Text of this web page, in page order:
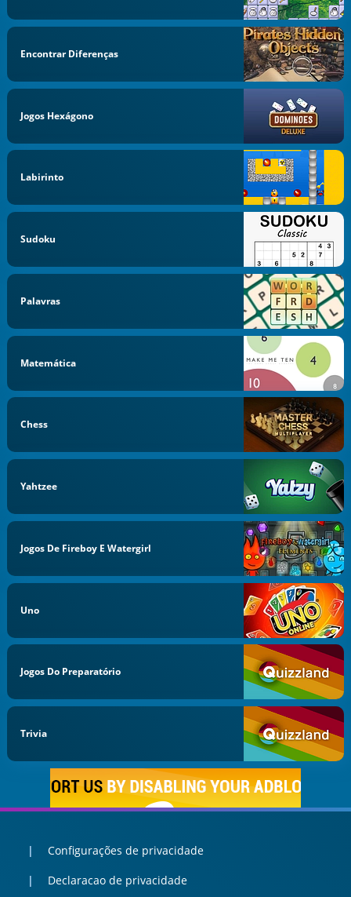
Encontrar Diferenças
Jogos Hexágono
Labirinto
Sudoku
Palavras
Matemática
Chess
Yahtzee
Jogos De Fireboy E Watergirl
Uno
Jogos Do Preparatório
Trivia
Configurações de privacidade
Declaracao de privacidade